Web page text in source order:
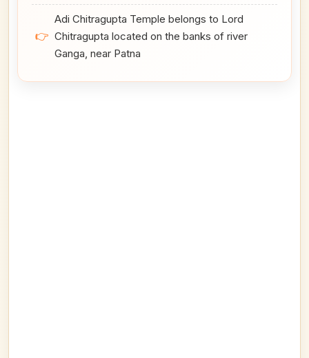
👉
Adi Chitragupta Temple belongs to Lord
Chitragupta located on the banks of river
Ganga, near Patna